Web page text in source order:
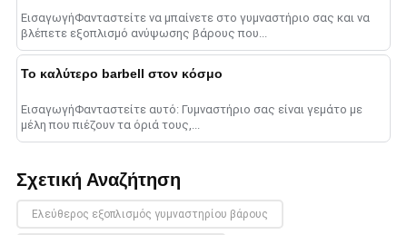
ΕισαγωγήΦανταστείτε να μπαίνετε στο γυμναστήριο σας και να
βλέπετε εξοπλισμό ανύψωσης βάρους που...
Το καλύτερο barbell στον κόσμο
ΕισαγωγήΦανταστείτε αυτό: Γυμναστήριο σας είναι γεμάτο με
μέλη που πιέζουν τα όριά τους,...
Σχετική Αναζήτηση
Ελεύθερος εξοπλισμός γυμναστηρίου βάρους